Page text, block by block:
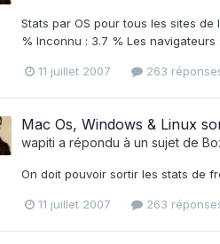
Stats par OS pour tous les sites
% Inconnu : 3.7 % Les navigateurs
11 juillet 2007 263
Mac Os, Windows & Linux
wapiti a répondu à un sujet de
On doit pouvoir sortir les stats de
11 juillet 2007 263